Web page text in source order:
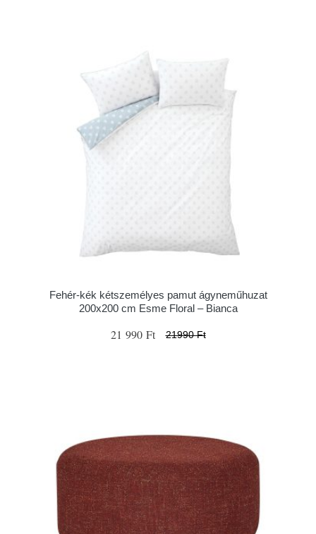
Fehér-kék kétszemélyes pamut ágyneműhuzat
200x200 cm Esme Floral – Bianca
21 990 Ft 21990 Ft